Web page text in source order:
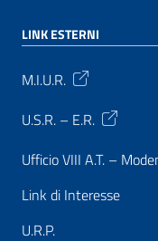
LINK ESTERNI
M.I.U.R.
U.S.R. – E.R.
Ufficio VIII A.T. –
Link di Interesse
U.R.P.